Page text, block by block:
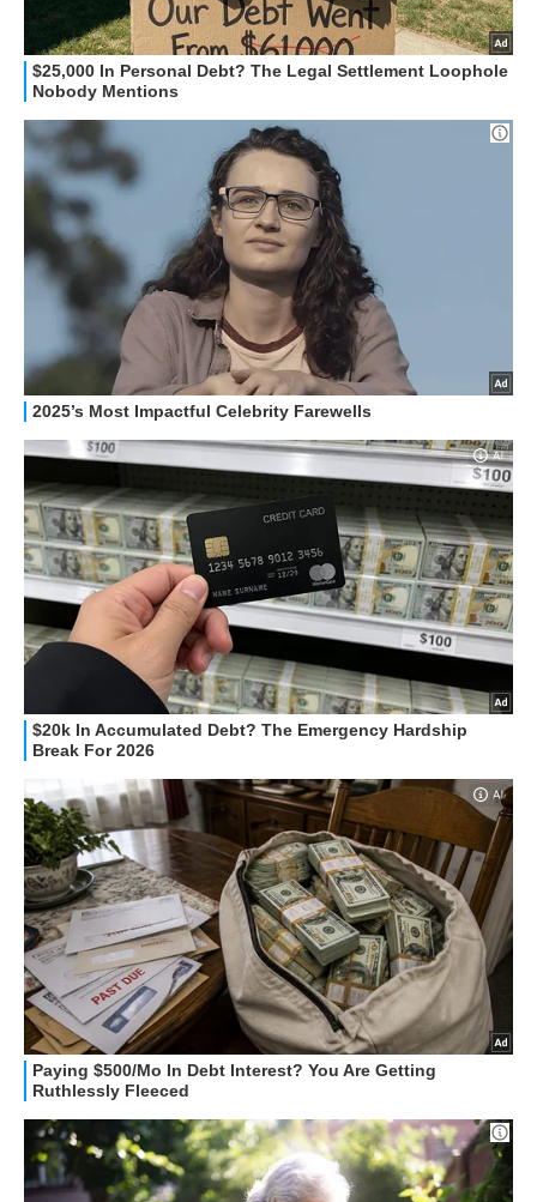
STREAMING E SERIE TV